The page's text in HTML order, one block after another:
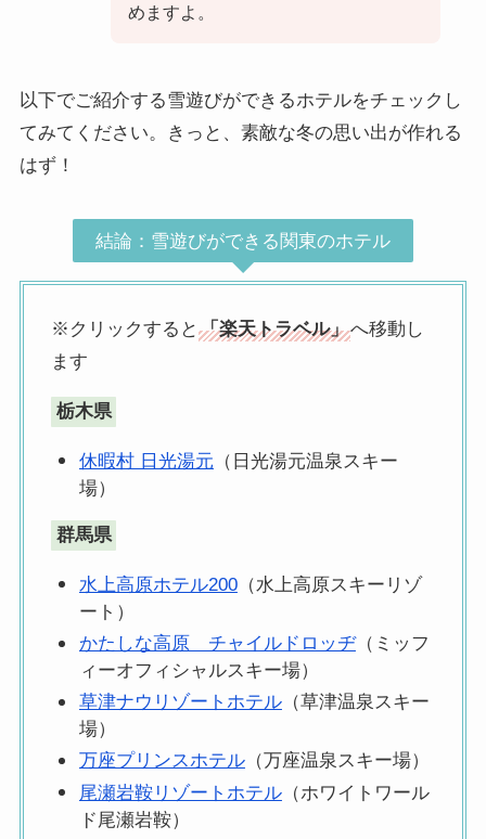
めますよ。
以下でご紹介する雪遊びができるホテルをチェックし
てみてください。きっと、素敵な冬の思い出が作れる
はず！
結論：雪遊びができる関東のホテル
※クリックすると「楽天トラベル」へ移動し
ます
栃木県
休暇村 日光湯元 （日光湯元温泉スキー
場）
群馬県
水上高原ホテル200（水上高原スキーリゾ
ート）
かたしな高原 チャイルドロッヂ（ミッフ
ィーオフィシャルスキー場）
草津ナウリゾートホテル（草津温泉スキー
場）
万座プリンスホテル（万座温泉スキー場）
尾瀬岩鞍リゾートホテル（ホワイトワール
ド尾瀬岩鞍）